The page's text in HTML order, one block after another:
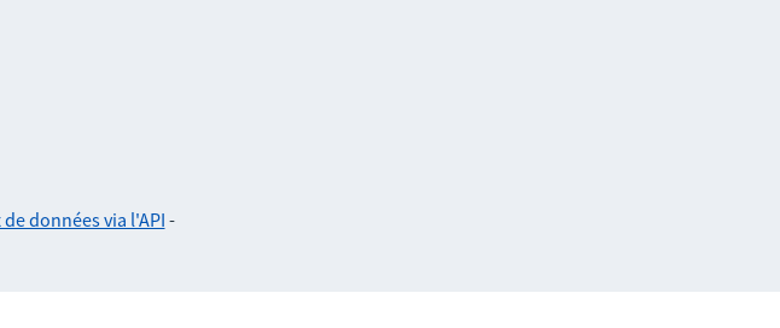
données via l'API-